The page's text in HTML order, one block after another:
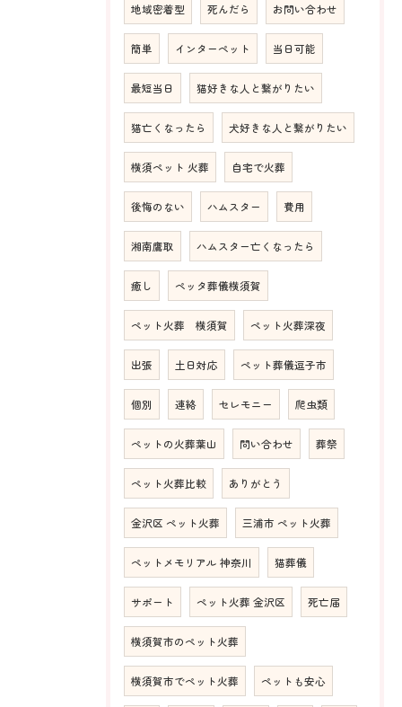
地域密着型 死んだら お問い合わせ
簡単 インターペット 当日可能
最短当日 猫好きな人と繋がりたい
猫亡くなったら 犬好きな人と繋がりたい
横須ペット 火葬 自宅で火葬
後悔のない ハムスター 費用
湘南鷹取 ハムスター亡くなったら
癒し ペッタ葬儀横須賀
ペット火葬 横須賀 ペット火葬深夜
出張 土日対応 ペット葬儀逗子市
個別 連絡 セレモニー 爬虫類
ペットの火葬葉山 問い合わせ 葬祭
ペット火葬比較 ありがとう
金沢区 ペット火葬 三浦市 ペット火葬
ペットメモリアル 神奈川 猫葬儀
サポート ペット火葬 金沢区 死亡届
横須賀市のペット火葬
横須賀市でペット火葬 ペットも安心